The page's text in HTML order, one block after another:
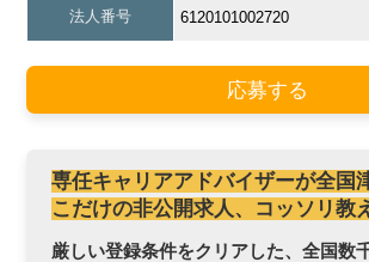
法人番号 6120101002720
応募する
専任キャリアアドバイザーが全国
こだけの非公開求人、コッソリ教
厳しい登録条件をクリアした、全国数